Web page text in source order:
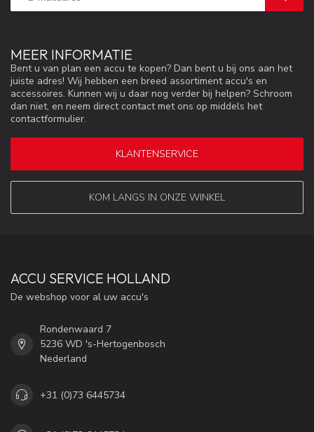
MEER INFORMATIE
Bent u van plan een accu te kopen? Dan bent u bij ons aan het
juiste adres! Wij hebben een breed assortiment accu's en
accessoires. Kunnen wij u daar nog verder bij helpen? Schroom
dan niet, en neem direct contact met ons op middels het
contactformulier.
KLANTENSERVICE
KOM LANGS IN ONZE WINKEL
ACCU SERVICE HOLLAND
De webshop voor al uw accu's
Rondenwaard 7
5236 WD 's-Hertogenbosch
Nederland
+31 (0)73 6445734